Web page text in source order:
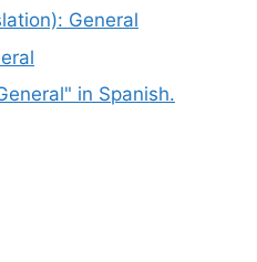
General
in Spanish.